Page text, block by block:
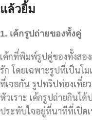
แล้วยิ้ม
1. เค้กรูปถ่ายของทั้งคู่
เค้กที่พิมพ์รูปคู่ของทั้งสอ
รัก โดยเฉพาะรูปที่เป็นโ
ที่เจอกัน รูปทริปท่องเที่ย
หัวเราะ เค้กรูปถ่ายกินไ
ประทับใจอยู่ที่นาทีที่เปิด